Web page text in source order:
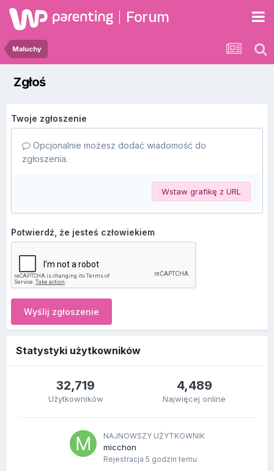
Forum
Maluchy
Zgłoś
Twoje zgłoszenie
Opcjonalnie możesz dodać wiadomość do
zgłoszenia.
Wstaw grafikę z URL
Potwierdź, że jesteś człowiekiem
Wyślij zgłoszenie
Statystyki użytkowników
32,719
Użytkowników
4,489
Najwięcej online
NAJNOWSZY UŻYTKOWNIK
micchon
Rejestracja 5 godzin temu